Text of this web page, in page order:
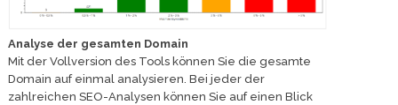
Analyse der gesamten Domain
Mit der Vollversion des Tools können Sie die gesamte
Domain auf einmal analysieren. Bei jeder der
zahlreichen SEO-Analysen können Sie auf einen Blick